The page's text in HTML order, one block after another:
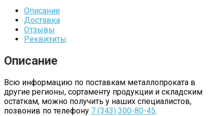
Описание
Доставка
Отзывы
Реквизиты
Описание
Всю информацию по поставкам металлопроката в
другие регионы, сортаменту продукции и складским
остаткам, можно получить у наших специалистов,
позвонив по телефону 7 (343) 300-80-45.